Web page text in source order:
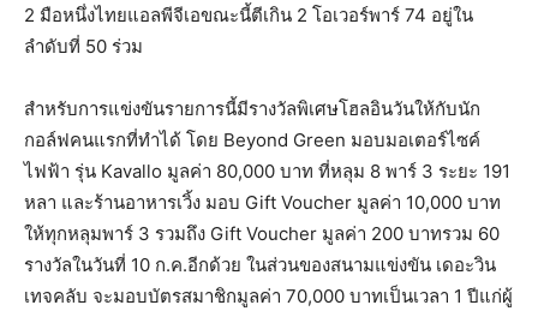
2 มือหนึ่งไทยแอลพีจีเอขณะนี้ตีเกิน 2 โอเวอร์พาร์ 74 อยู่ใน
ลำดับที่ 50 ร่วม
สำหรับการแข่งขันรายการนี้มีรางวัลพิเศษโฮลอินวันให้กับนัก
กอล์ฟคนแรกที่ทำได้ โดย Beyond Green มอบมอเตอร์ไซค์
ไฟฟ้า รุ่น Kavallo มูลค่า 80,000 บาท ที่หลุม 8 พาร์ 3 ระยะ 191
หลา และร้านอาหารเวิ้ง มอบ Gift Voucher มูลค่า 10,000 บาท
ให้ทุกหลุมพาร์ 3 รวมถึง Gift Voucher มูลค่า 200 บาทรวม 60
รางวัลในวันที่ 10 ก.ค.อีกด้วย ในส่วนของสนามแข่งขัน เดอะวิน
เทจคลับ จะมอบบัตรสมาชิกมูลค่า 70,000 บาทเป็นเวลา 1 ปีแก่ผู้